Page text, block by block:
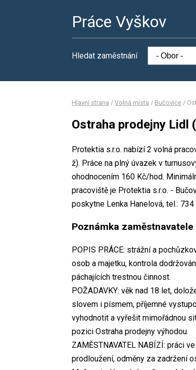
Práce Vyškov
Hledat zaměstnání
Hlavní strana / Volná místa / Bučovice /
Ostraha prodejny Lidl
Protektia s.r.o. nabízí 2 volná
ž). Práce na plný úvazek v
ohodnocením 160 Kč/hod.
pracoviště je Protektia s.r.o. -
poskytne Lenka Hanelová, tel.:
Poznámka zaměstnavatele
POPIS PRÁCE: strážní a
osob a majetku, kontrola
páchajících trestnou činnost.
POŽADAVKY: věk nad 18 let,
slovem i písmem, příjemné
vyhodnotit a vyřešit mimořádnou
pozici Ostraha prodejny výhodou.
ZAMĚSTNAVATEL NABÍZÍ: práci
prodloužení, odměny za zadržení